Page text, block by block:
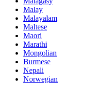
Malay
Malayalam
Maltese
Maori
Marathi
Mongolian
Burmese
Nepali
Norwegian